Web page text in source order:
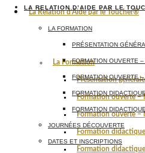
La Relation d’Aide par le Toucher®
La Formation
Présentation générale
Formation ouverte –
Formation ouverte –
Formation
Formation
LA RELATION D’AIDE PAR LE
LA FORMATION
PRÉSENTATION
FORMATION OUVERTE
FORMATION OUVERTE
FORMATION
FORMATION
JOURNÉES DÉCOUVERTE
DATES ET INSCRIPTIONS